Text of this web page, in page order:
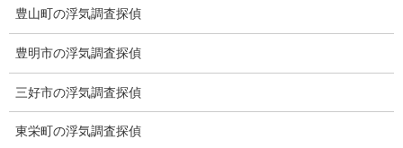
低料金の理由
スキルの高さ＝高額料金？
豊山町の浮気調査探偵
豊明市の浮気調査探偵
三好市の浮気調査探偵
東栄町の浮気調査探偵